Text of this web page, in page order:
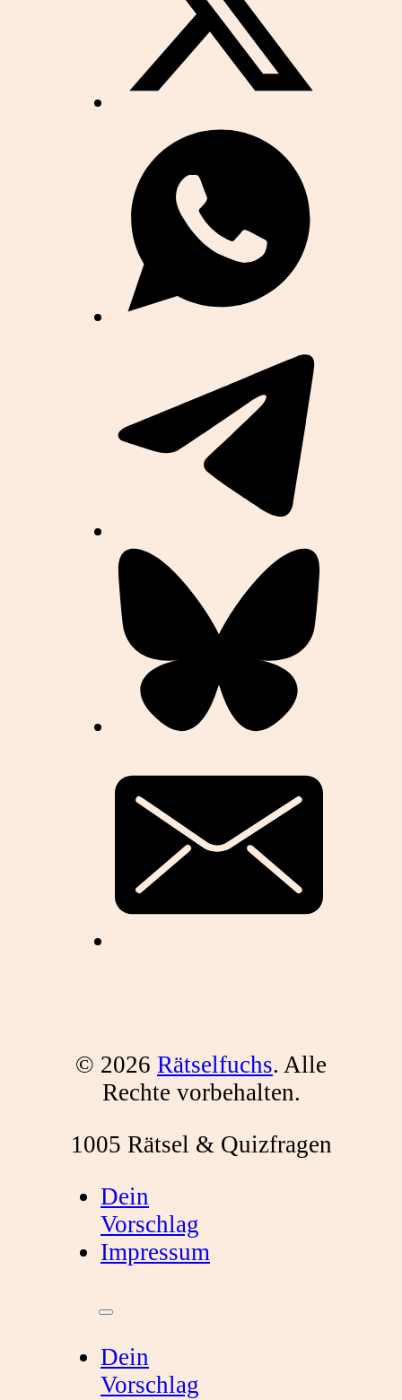
© 2026 Rätselfuchs. Alle
Rechte vorbehalten.
1005 Rätsel & Quizfragen
Dein
Vorschlag
Impressum
Dein
Vorschlag